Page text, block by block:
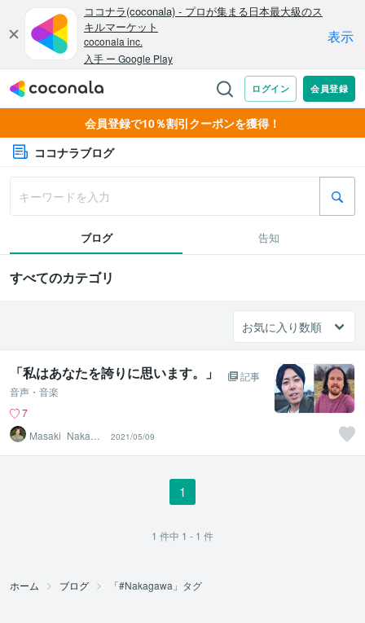
会員登録で10％割引クーポンを獲得！
ココナラブログ
ブログ 告知
すべてのカテゴリ
「私はあなたを誇りに思います。」
記事
音声・音楽
7
Masaki_Nakaga
2021/05/09
1
1 件中 1 - 1 件
ホーム ブログ 「#Nakagawa」タグ